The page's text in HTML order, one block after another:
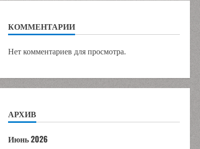
КОММЕНТАРИИ
Нет комментариев для просмотра.
АРХИВ
Июнь 2026